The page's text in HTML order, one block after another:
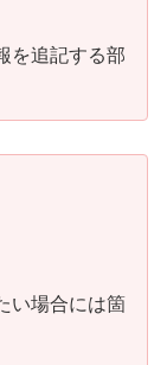
を追記する部
い場合には箇